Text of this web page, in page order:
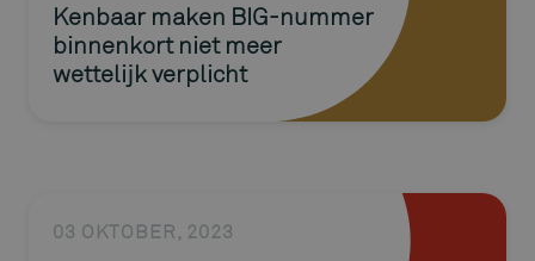
Kenbaar maken BIG-nummer
binnenkort niet meer
wettelijk verplicht
03 OKTOBER, 2023